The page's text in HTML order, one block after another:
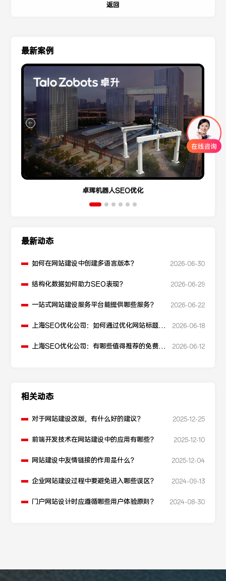
返回
最新案例
卓珲机器人SEO优化
最新动态
如何在网站建设中创建多语言版本？ 2026-06-30
结构化数据如何助力SEO表现？ 2026-06-29
一站式网站建设服务平台能提供哪些服务？ 2026-06-22
上海SEO优化公司：如何通过优化网站标题提
2026-06-18
上海SEO优化公司：有哪些值得推荐的免费
2026-06-12
相关动态
对于网站建设改版，有什么好的建议？ 2025-12-25
前端开发技术在网站建设中的应用有哪些？ 2025-12-10
网站建设中友情链接的作用是什么？ 2025-12-04
企业网站建设过程中要避免进入哪些误区？ 2024-09-13
门户网站设计时应遵循哪些用户体验原则？ 2024-08-30